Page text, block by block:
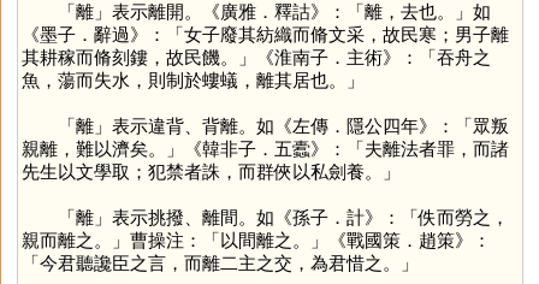
「離」表示離開。《廣雅．釋詁》：「離，去也。」如
《墨子．辭過》：「女子廢其紡織而脩文采，故民寒；男子離
其耕稼而脩刻鏤，故民饑。」《淮南子．主術》：「吞舟之
魚，蕩而失水，則制於螻蟻，離其居也。」
「離」表示違背、背離。如《左傳．隱公四年》：「眾叛
親離，難以濟矣。」《韓非子．五蠹》：「夫離法者罪，而諸
先生以文學取；犯禁者誅，而群俠以私劍養。」
「離」表示挑撥、離間。如《孫子．計》：「佚而勞之，
親而離之。」曹操注：「以間離之。」《戰國策．趙策》：
「今君聽讒臣之言，而離二主之交，為君惜之。」